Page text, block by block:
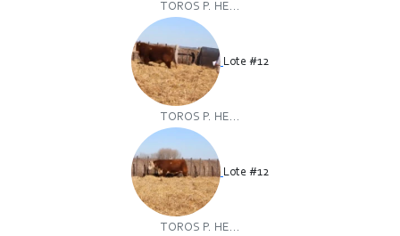
TOROS P. HE...
Lote #12
TOROS P. HE...
Lote #12
TOROS P. HE...